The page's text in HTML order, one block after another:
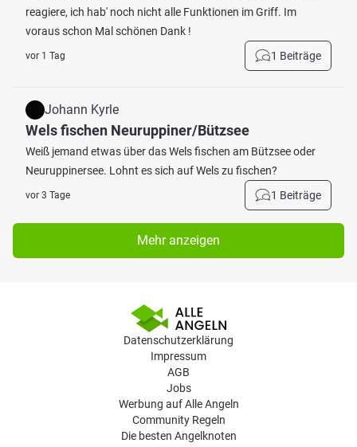
reagiere, ich hab' noch nicht alle Funktionen im Griff. Im
voraus schon Mal schönen Dank !
vor 1 Tag 1 Beiträge
Johann Kyrle
Wels fischen Neuruppiner/Bützsee
Weiß jemand etwas über das Wels fischen am Bützsee oder
Neuruppinersee. Lohnt es sich auf Wels zu fischen?
vor 3 Tage 1 Beiträge
Mehr anzeigen
Datenschutzerklärung
Impressum
AGB
Jobs
Werbung auf Alle Angeln
Community Regeln
Die besten Angelknoten